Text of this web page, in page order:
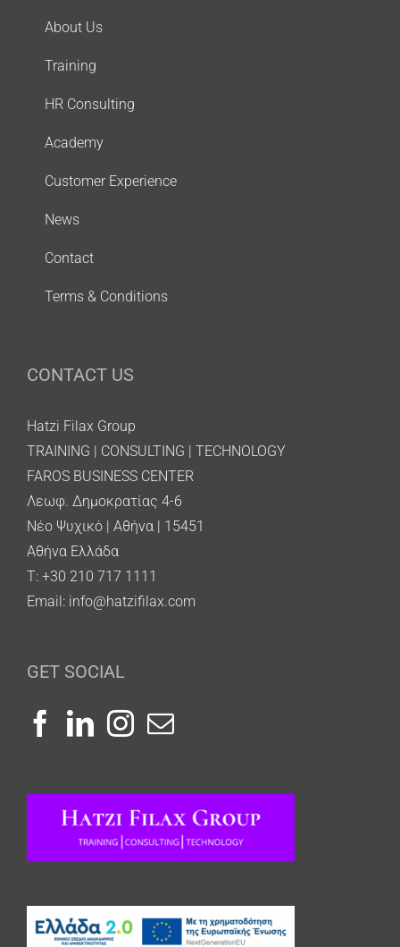
About Us
Training
HR Consulting
Academy
Customer Experience
News
Contact
Terms & Conditions
CONTACT US
Hatzi Filax Group
TRAINING | CONSULTING | TECHNOLOGY
FAROS BUSINESS CENTER
Λεωφ. Δημοκρατίας 4-6
Νέο Ψυχικό | Αθήνα | 15451
Αθήνα Ελλάδα
T: +30 210 717 1111
Email: info@hatzifilax.com
GET SOCIAL